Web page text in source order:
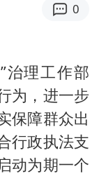
军赛全军覆没
U17国足三连胜晋级明日之星半决赛
易异常波动
中巨芯：上半年归母净利润1405.77万元
名创优品回应女子吐槽内裤质量差
0
治理工作部
为，进一步
保障群众出
行政执法支
动为期一个